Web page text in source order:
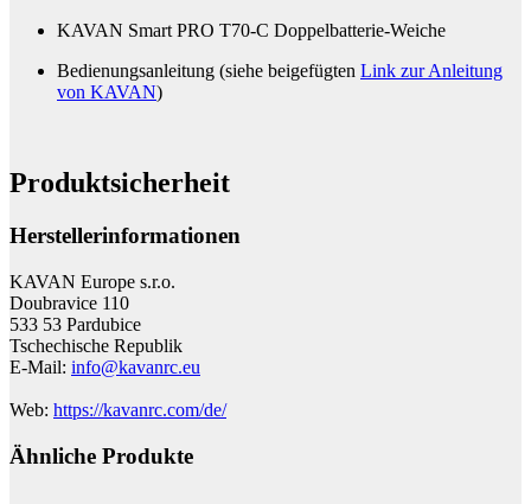
KAVAN Smart PRO T70-C Doppelbatterie-Weiche
Bedienungsanleitung (siehe beigefügten Link zur Anleitung
von KAVAN)
Produktsicherheit
Herstellerinformationen
KAVAN Europe s.r.o.
Doubravice 110
533 53 Pardubice
Tschechische Republik
E-Mail: info@kavanrc.eu
Web: https://kavanrc.com/de/
Ähnliche Produkte